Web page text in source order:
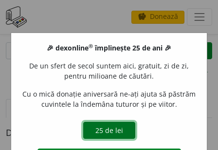
savings Donează
clear
opțiuni
definiții (1) pronunțievolume_up (50)
Definiția cu ID-ul 72801:
🎉 dexonline® împlinește 25 de ani 🎉
De un sfert de secol suntem aici, gratuit, zi de zi,
pentru milioane de căutări.
Cu o mică donație aniversară ne-ați ajuta să păstrăm
cuvintele la îndemâna tuturor și pe viitor.